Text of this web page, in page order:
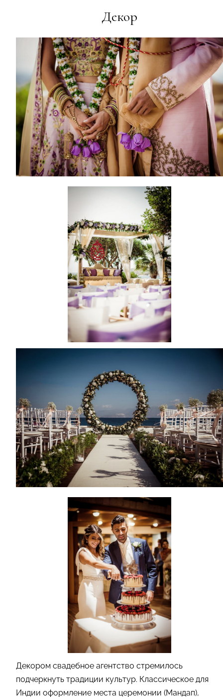
Декор
Декором свадебное агентство стремилось
подчеркнуть традиции культур. Классическое для
Индии оформление места церемонии (Мандап),